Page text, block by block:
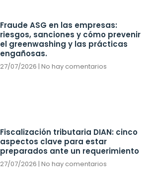
Fraude ASG en las empresas:
riesgos, sanciones y cómo prevenir
el greenwashing y las prácticas
engañosas.
27/07/2026 No hay comentarios
Fiscalización tributaria DIAN: cinco
aspectos clave para estar
preparados ante un requerimiento
27/07/2026 No hay comentarios